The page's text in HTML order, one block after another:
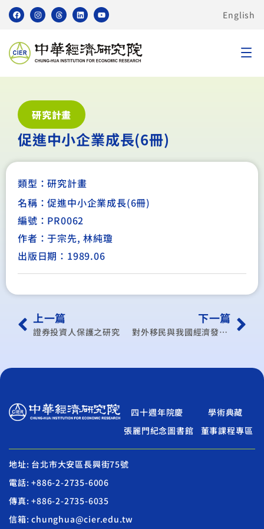
English
研究計畫
促進中小企業成長(6冊)
類型：研究計畫
名稱：促進中小企業成長(6冊)
編號：PR0062
作者：于宗先, 林純瓊
出版日期：1989.06
上一篇
證券投資人保護之研究
下一篇
對外移民與我國經濟發展關係之研究
四十週年院慶
學術典藏
張麗門紀念圖書館
董事課程專區
地址: 台北市大安區長興街75號
電話: +886-2-2735-6006
傳真: +886-2-2735-6035
信箱: chunghua@cier.edu.tw